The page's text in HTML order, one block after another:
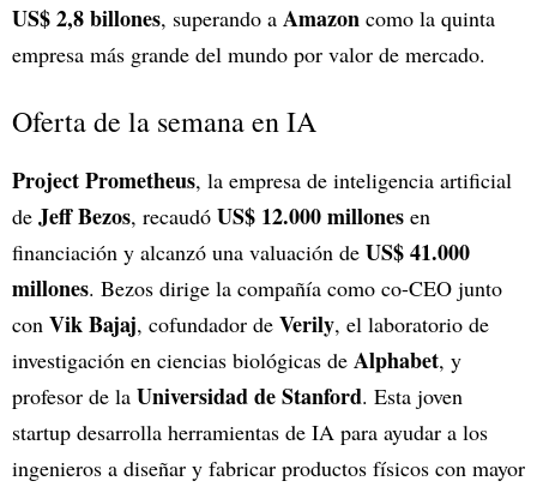
US$ 2,8 billones, superando a Amazon como la quinta
empresa más grande del mundo por valor de mercado.
Oferta de la semana en IA
Project Prometheus, la empresa de inteligencia artificial
de Jeff Bezos, recaudó US$ 12.000 millones en
financiación y alcanzó una valuación de US$ 41.000
millones. Bezos dirige la compañía como co-CEO junto
con Vik Bajaj, cofundador de Verily, el laboratorio de
investigación en ciencias biológicas de Alphabet, y
profesor de la Universidad de Stanford. Esta joven
startup desarrolla herramientas de IA para ayudar a los
ingenieros a diseñar y fabricar productos físicos con mayor